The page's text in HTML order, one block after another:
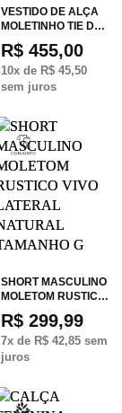
VESTIDO DE ALÇA
MOLETINHO TIE D…
R$ 455,00
10x de R$ 45,50
sem juros
SHORT MASCULINO
MOLETOM RUSTIC…
R$ 299,99
7x de R$ 42,85sem
juros